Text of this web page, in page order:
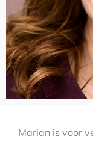
Marian is voor